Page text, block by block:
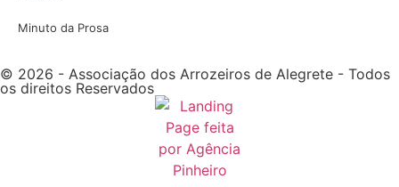
Minuto da Prosa
© 2026 - Associação dos Arrozeiros de Alegrete - Todos
os direitos Reservados